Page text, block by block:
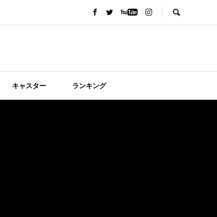
キャスター ランキング